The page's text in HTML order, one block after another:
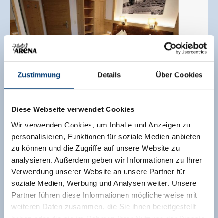
Zustimmung Details Über Cookies
Diese Webseite verwendet Cookies
Wir verwenden Cookies, um Inhalte und Anzeigen zu
personalisieren, Funktionen für soziale Medien anbieten
zu können und die Zugriffe auf unsere Website zu
analysieren. Außerdem geben wir Informationen zu Ihrer
Verwendung unserer Website an unsere Partner für
soziale Medien, Werbung und Analysen weiter. Unsere
Partner führen diese Informationen möglicherweise mit
weiteren Daten zusammen, die Sie ihnen bereitgestellt
Éénpersoonskamer, douche, WC
grootte van de kamer:20 m² |Opdrachten:1 - 2
mensen |Slaapkamer:1
Mooie ruime twinkamer voor alleen gebruik met